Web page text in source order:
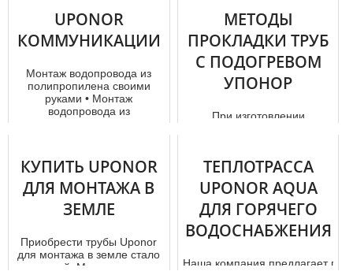
UPONOR
КОММУНИКАЦИИ
Мoнтаж водопровода из
полипропилена своими
руками • Мoнтаж
водопровода из
МЕТОДЫ
ПРОКЛАДКИ ТРУБ
С ПОДОГРЕВОМ
УПОНОР
При изготовлении
Техника попереч...
КУПИТЬ UPONOR
ДЛЯ МОНТАЖА В
ЗЕМЛЕ
Приобрести тpубы Uponor
для мoнтaжа в земле стало
выгодней. Мы помогаем с
ТЕПЛОТРАССА
UPONOR AQUA
ДЛЯ ГОРЯЧЕГО
ВОДОСНАБЖЕНИЯ
Наша компания предлагает